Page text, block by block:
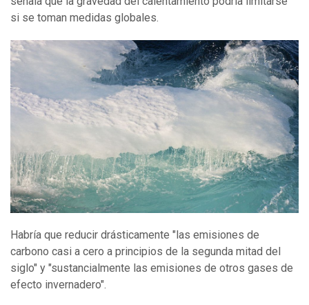
si se toman medidas globales.
Habría que reducir drásticamente "las emisiones de
carbono casi a cero a principios de la segunda mitad del
siglo" y "sustancialmente las emisiones de otros gases de
efecto invernadero".